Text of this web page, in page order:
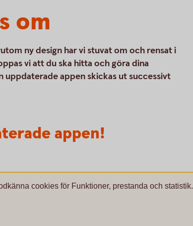
om
ny design har vi stuvat om och rensat i
vi att du ska hitta och göra dina
uppdaterade appen skickas ut successivt
appen!
cookies för Funktioner, prestanda och statistik.